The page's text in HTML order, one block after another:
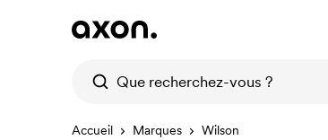
Accueil Marques Wilson